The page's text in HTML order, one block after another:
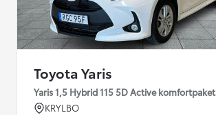
Toyota Yaris
Yaris 1,5 Hybrid 115 5D Active komfortpaket
KRYLBO